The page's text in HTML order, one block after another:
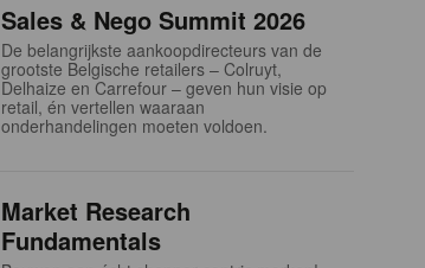
Sales & Nego Summit 2026
De belangrijkste aankoopdirecteurs van de
grootste Belgische retailers – Colruyt,
Delhaize en Carrefour – geven hun visie op
retail, én vertellen waaraan
onderhandelingen moeten voldoen.
Market Research
Fundamentals